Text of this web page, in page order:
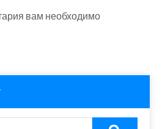
вам необходимо